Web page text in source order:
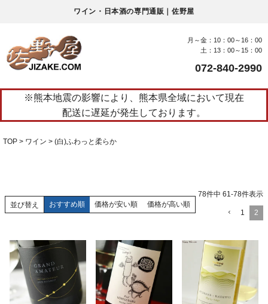
ワイン・日本酒の専門通販｜佐野屋
月～金：10：00～16：00
土：13：00～15：00
072-840-2990
※熊本地震の影響により、熊本県全域において現在
配送に遅延が発生しております。
TOP ワイン (白)ふわっと柔らか
並び替え おすすめ順 価格が安い順 価格が高い順
78件中 61-78件表示
1 2